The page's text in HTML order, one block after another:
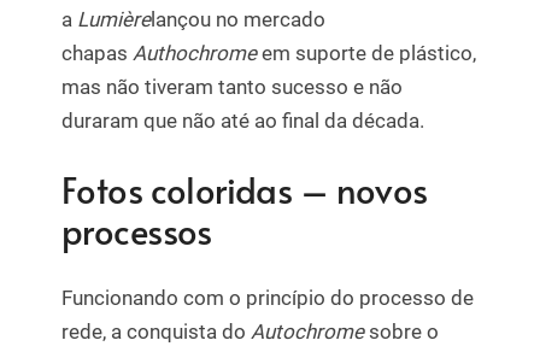
a Lumièrelançou no mercado
chapas Authochromeem suporte de plástico,
mas não tiveram tanto sucesso e não
duraram que não até ao final da década.
Fotos coloridas – novos
processos
Funcionando com o princípio do processo de
rede, a conquista do Autochromesobre o